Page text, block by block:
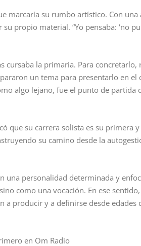
marcaría su rumbo artístico. Con una
propio material. “Yo pensaba: ‘no
cursaba la primaria. Para concretarlo,
un tema para presentarlo en el
algo lejano, fue el punto de partida
que su carrera solista es su primera
su camino desde la
personalidad determinada y
como una vocación. En ese
producir y a definirse desde edades
en Om Radio